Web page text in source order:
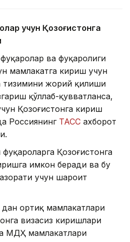
учун Қозоғистонга
ва фуқаролиги
мамлакатга кириш учун
тизимини жорий қилиши
қўллаб-қувватланса,
Қозоғистонга кириш
Россиянинг ТАСС ахборот
Қозоғистонга
имкон беради ва бу
учун шароит
ортиқ мамлакатлари
визасиз киришлари
МДҲ мамлакатлари